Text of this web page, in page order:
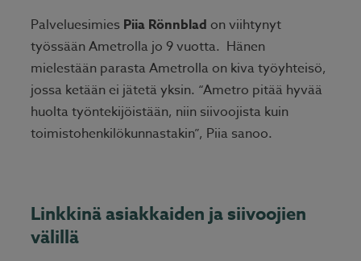
Palveluesimies Piia Rönnblad on viihtynyt
työssään Ametrolla jo 9 vuotta. Hänen
mielestään parasta Ametrolla on kiva työyhteisö,
jossa ketään ei jätetä yksin. “Ametro pitää hyvää
huolta työntekijöistään, niin siivoojista kuin
toimistohenkilökunnastakin”, Piia sanoo.
Linkkinä asiakkaiden ja siivoojien
välillä